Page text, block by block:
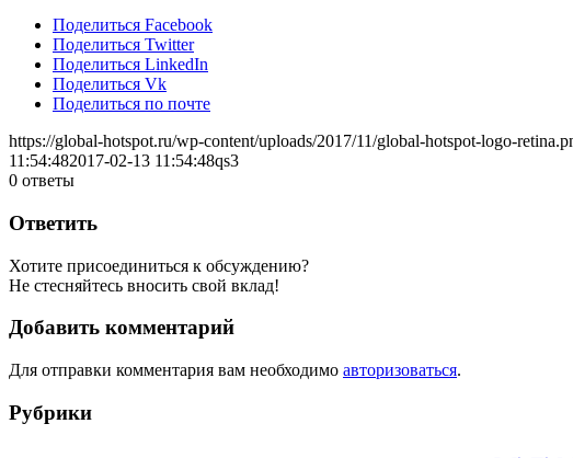
Поделиться Facebook
Поделиться Twitter
Поделиться LinkedIn
Поделиться Vk
Поделиться по почте
https://global-hotspot.ru/wp-content/uploads/2017/11/global-hotspot-logo-
11:54:482017-02-13 11:54:48qs3
0 ответы
Ответить
Хотите присоединиться к обсуждению?
Не стесняйтесь вносить свой вклад!
Добавить комментарий
Для отправки комментария вам необходимо авторизоваться.
Рубрики